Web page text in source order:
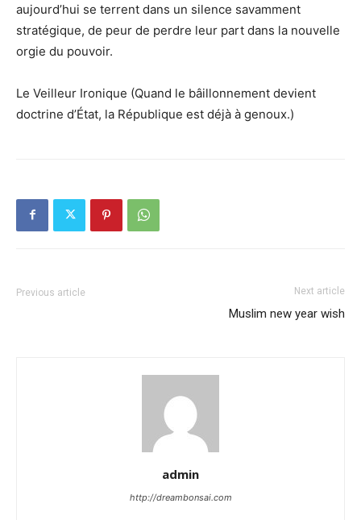
aujourd’hui se terrent dans un silence savamment
stratégique, de peur de perdre leur part dans la nouvelle
orgie du pouvoir.
Le Veilleur Ironique (Quand le bâillonnement devient
doctrine d’État, la République est déjà à genoux.)
Previous article Next article
Muslim new year wish
admin
http://dreambonsai.com